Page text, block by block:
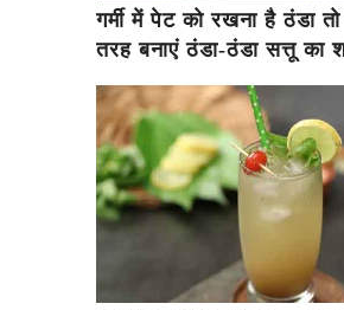
गर्मी में पेट को रखना है ठंडा
तरह बनाएं ठंडा-ठंडा सत्तू का